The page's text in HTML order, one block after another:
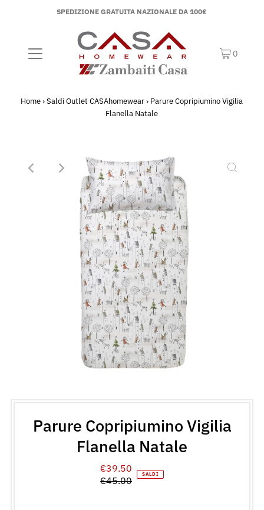
SPEDIZIONE GRATUITA NAZIONALE DA 100€
0
Home › Saldi Outlet CASAhomewear › Parure Copripiumino Vigilia
Flanella Natale
Parure Copripiumino Vigilia
Flanella Natale
Prezzo
di
€39.50
Prezzo
€45.00
SALDI